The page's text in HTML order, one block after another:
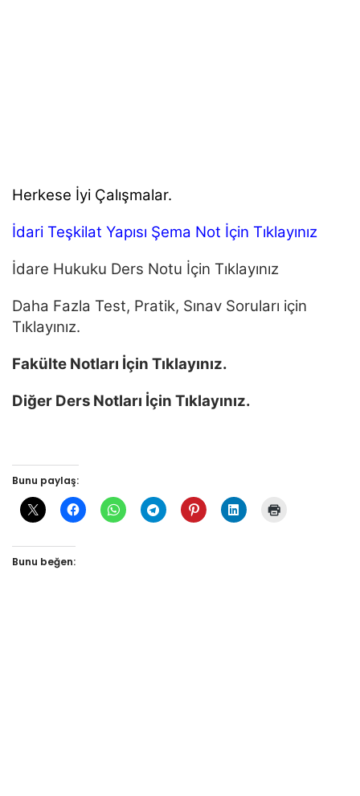
Herkese İyi Çalışmalar.
İdari Teşkilat Yapısı Şema Not İçin Tıklayınız
İdare Hukuku Ders Notu İçin Tıklayınız
Daha Fazla Test, Pratik, Sınav Soruları için
Tıklayınız.
Fakülte Notları İçin Tıklayınız.
Diğer Ders Notları İçin Tıklayınız.
Bunu paylaş:
Bunu beğen: